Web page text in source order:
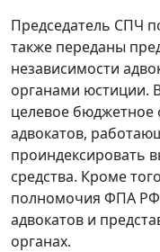
Председатель СПЧ
также переданы
независимости
органами юстиции.
целевое бюджетное
адвокатов,
проиндексировать
средства. Кроме
полномочия ФПА РФ
адвокатов и
органах.